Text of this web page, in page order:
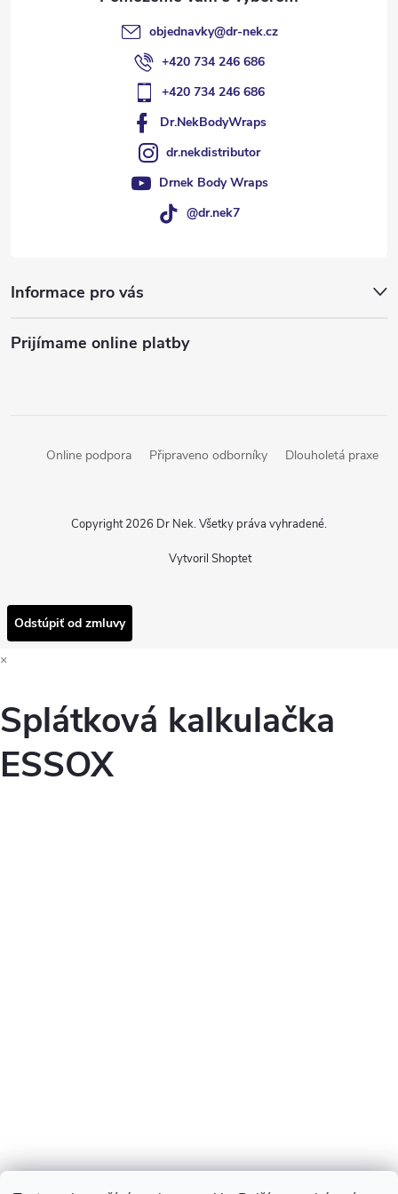
objednavky@dr-nek.cz
+420 734 246 686
+420 734 246 686
Dr.NekBodyWraps
dr.nekdistributor
Drnek Body Wraps
@dr.nek7
Informace pro vás
Prijímame online platby
Online podpora Připraveno odborníky Dlouholetá praxe
Vytvoril Shoptet
Copyright 2026 Dr Nek. Všetky práva vyhradené.
Odstúpiť od zmluvy
×
Splátková kalkulačka
ESSOX